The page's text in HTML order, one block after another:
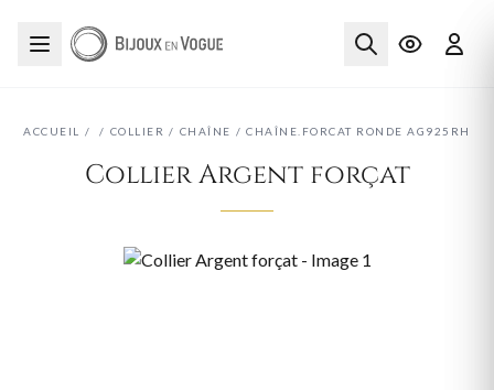
ACCUEIL / / COLLIER / CHAÎNE / CHAÎNE.FORCAT RONDE AG925RH
Collier Argent forçat